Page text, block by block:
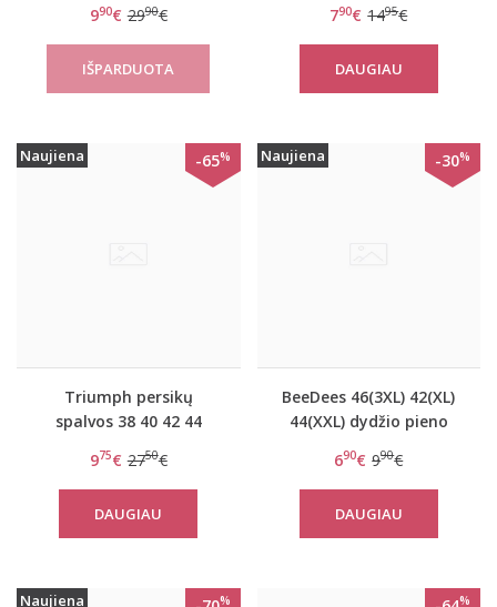
300 Maxi
990€ 2990€
790€ 1495€
DAUGIAU
Naujiena -65%
Triumph persikų
spalvos 38 40 42 44
Make-Up Essentials
Hipster
975€ 2750€
DAUGIAU
Naujiena -30%
BeeDees 46(3XL) 42(XL)
44(XXL) dydžio pieno
Darling Day Hipster
690€ 990€
DAUGIAU
Naujiena % %